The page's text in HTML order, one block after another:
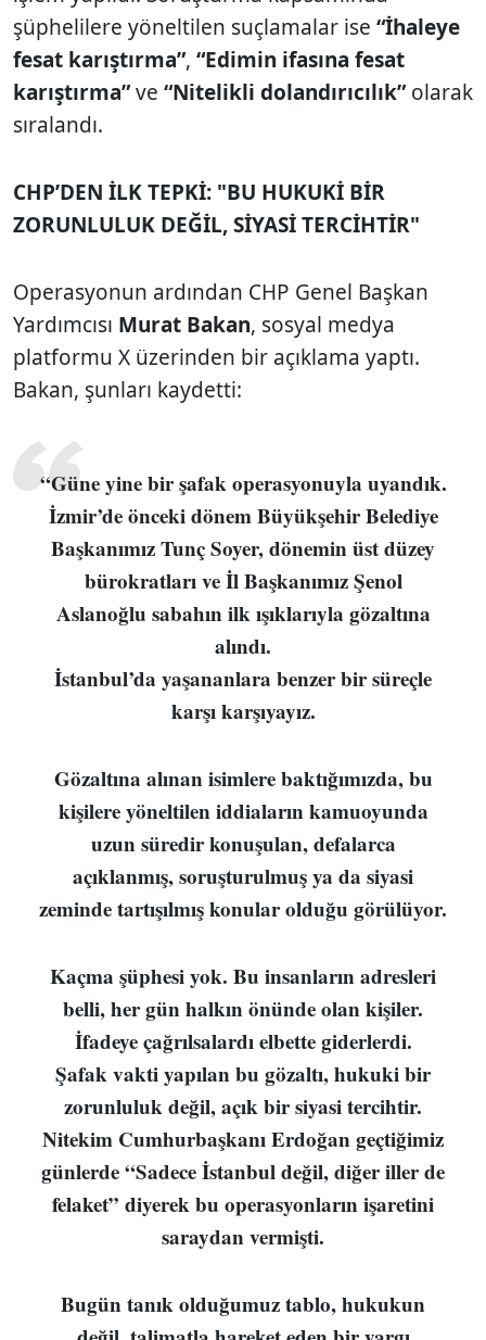
şüphelilere yöneltilen suçlamalar ise “İhaleye
fesat karıştırma”, “Edimin ifasına fesat
karıştırma”ve “Nitelikli dolandırıcılık”olarak
sıralandı.
CHP’DEN İLK TEPKİ: "BU HUKUKİ BİR
ZORUNLULUK DEĞİL, SİYASİ TERCİHTİR"
Operasyonun ardından CHP Genel Başkan
Yardımcısı Murat Bakan, sosyal medya
platformu X üzerinden bir açıklama yaptı.
Bakan, şunları kaydetti:
“Güne yine bir şafak operasyonuyla uyandık.
İzmir’de önceki dönem Büyükşehir Belediye
Başkanımız Tunç Soyer, dönemin üst düzey
bürokratları ve İl Başkanımız Şenol
Aslanoğlu sabahın ilk ışıklarıyla gözaltına
alındı.
İstanbul’da yaşananlara benzer bir süreçle
karşı karşıyayız.
Gözaltına alınan isimlere baktığımızda, bu
kişilere yöneltilen iddiaların kamuoyunda
uzun süredir konuşulan, defalarca
açıklanmış, soruşturulmuş ya da siyasi
zeminde tartışılmış konular olduğu görülüyor.
Kaçma şüphesi yok. Bu insanların adresleri
belli, her gün halkın önünde olan kişiler.
İfadeye çağrılsalardı elbette giderlerdi.
Şafak vakti yapılan bu gözaltı, hukuki bir
zorunluluk değil, açık bir siyasi tercihtir.
Nitekim Cumhurbaşkanı Erdoğan geçtiğimiz
günlerde “Sadece İstanbul değil, diğer iller de
felaket” diyerek bu operasyonların işaretini
saraydan vermişti.
Bugün tanık olduğumuz tablo, hukukun